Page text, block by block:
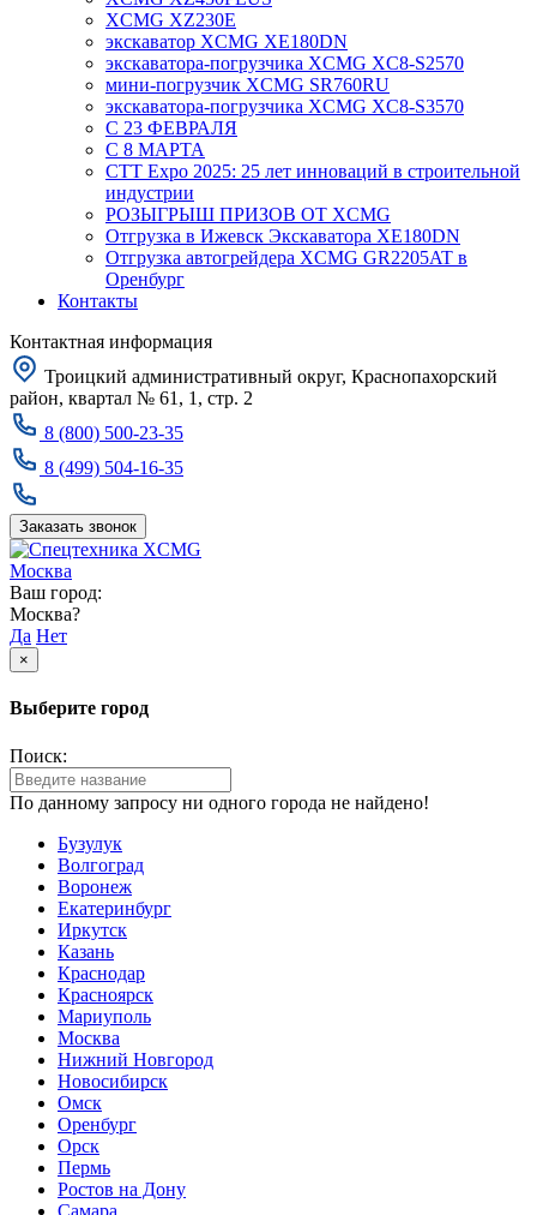
XCMG XZ230E
экскаватор XCMG XE180DN
экскаватора-погрузчика XCMG XC8-S2570
мини-погрузчик XCMG SR760RU
экскаватора-погрузчика XCMG XC8-S3570
С 23 ФЕВРАЛЯ
С 8 МАРТА
CTT Expo 2025: 25 лет инноваций в строительной
индустрии
РОЗЫГРЫШ ПРИЗОВ ОТ XCMG
Отгрузка в Ижевск Экскаватора XE180DN
Отгрузка автогрейдера XCMG GR2205AT в
Оренбург
Контакты
Контактная информация
Троицкий административный округ, Краснопахорский
район, квартал № 61, 1, стр. 2
8 (800) 500-23-35
8 (499) 504-16-35
Заказать звонок
Москва
Ваш город:
Москва?
Да Нет
×
Выберите город
Поиск:
По данному запросу ни одного города не найдено!
Бузулук
Волгоград
Воронеж
Екатеринбург
Иркутск
Казань
Краснодар
Красноярск
Мариуполь
Москва
Нижний Новгород
Новосибирск
Омск
Оренбург
Орск
Пермь
Ростов на Дону
Самара